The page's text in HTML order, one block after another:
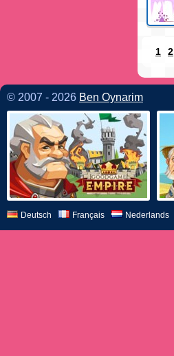
1 2
© 2007 - 2026 Ben Oynarim
Deutsch Français Nederlands